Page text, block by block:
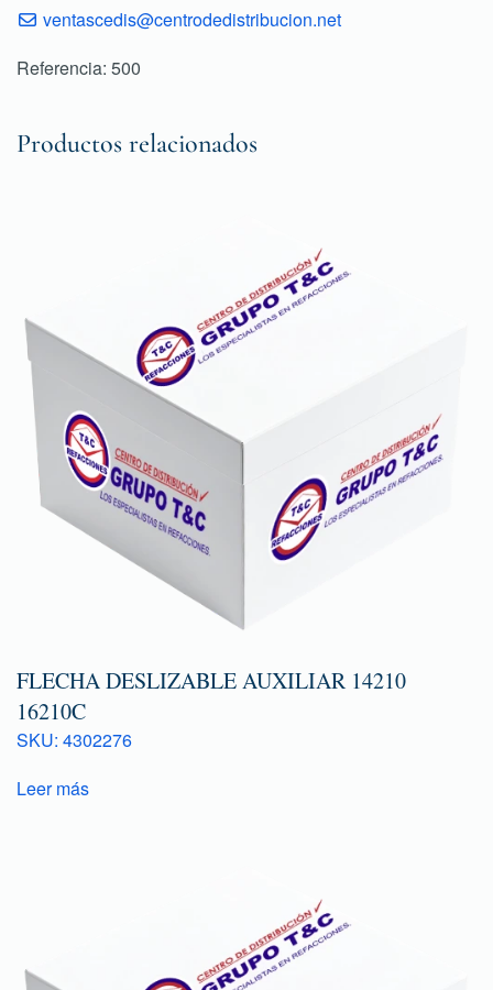
ventascedis@centrodedistribucion.net
Referencia: 500
Productos relacionados
FLECHA DESLIZABLE AUXILIAR 14210
16210C
SKU: 4302276
Leer más